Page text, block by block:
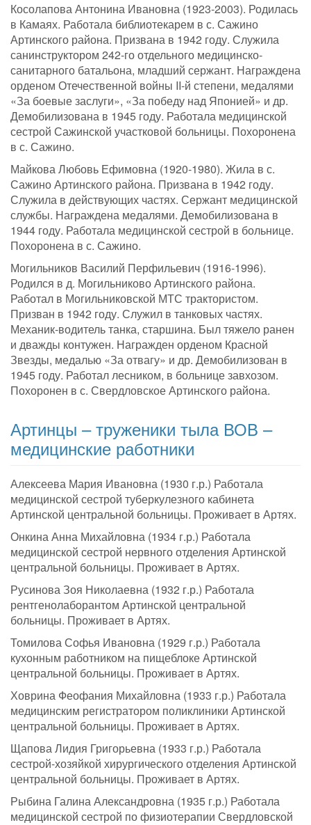
Косолапова Антонина Ивановна (1923-2003). Родилась
в Камаях. Работала библиотекарем в с. Сажино
Артинского района. Призвана в 1942 году. Служила
санинструктором 242-го отдельного медицинско-
санитарного батальона, младший сержант. Награждена
орденом Отечественной войны II-й степени, медалями
«За боевые заслуги», «За победу над Японией» и др.
Демобилизована в 1945 году. Работала медицинской
сестрой Сажинской участковой больницы. Похоронена
в с. Сажино.
Майкова Любовь Ефимовна (1920-1980). Жила в с.
Сажино Артинского района. Призвана в 1942 году.
Служила в действующих частях. Сержант медицинской
службы. Награждена медалями. Демобилизована в
1944 году. Работала медицинской сестрой в больнице.
Похоронена в с. Сажино.
Могильников Василий Перфильевич (1916-1996).
Родился в д. Могильниково Артинского района.
Работал в Могильниковской МТС трактористом.
Призван в 1942 году. Служил в танковых частях.
Механик-водитель танка, старшина. Был тяжело ранен
и дважды контужен. Награжден орденом Красной
Звезды, медалью «За отвагу» и др. Демобилизован в
1945 году. Работал лесником, в больнице завхозом.
Похоронен в с. Свердловское Артинского района.
Артинцы – труженики тыла ВОВ –
медицинские работники
Алексеева Мария Ивановна (1930 г.р.) Работала
медицинской сестрой туберкулезного кабинета
Артинской центральной больницы. Проживает в Артях.
Онкина Анна Михайловна (1934 г.р.) Работала
медицинской сестрой нервного отделения Артинской
центральной больницы. Проживает в Артях.
Русинова Зоя Николаевна (1932 г.р.) Работала
рентгенолаборантом Артинской центральной
больницы. Проживает в Артях.
Томилова Софья Ивановна (1929 г.р.) Работала
кухонным работником на пищеблоке Артинской
центральной больницы. Проживает в Артях.
Ховрина Феофания Михайловна (1933 г.р.) Работала
медицинским регистратором поликлиники Артинской
центральной больницы. Проживает в Артях.
Щапова Лидия Григорьевна (1933 г.р.) Работала
сестрой-хозяйкой хирургического отделения Артинской
центральной больницы. Проживает в Артях.
Рыбина Галина Александровна (1935 г.р.) Работала
медицинской сестрой по физиотерапии Свердловской